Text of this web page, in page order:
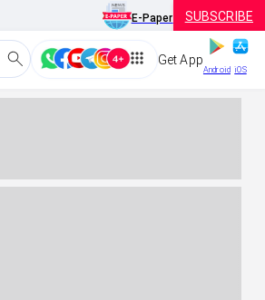
E-Paper SUBSCRIBE
Get App
Android iOS